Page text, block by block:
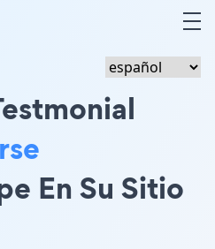
En Su Sitio